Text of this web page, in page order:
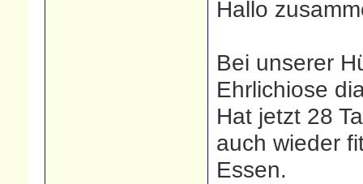
Hallo
Bei unserer
Ehrlichiose
Hat jetzt 28
auch wieder
Essen.